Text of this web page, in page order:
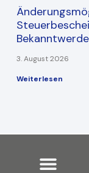
3. August 2026
Weiterlesen